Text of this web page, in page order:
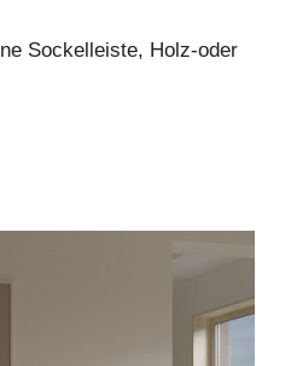
Sockelleiste, Holz-oder